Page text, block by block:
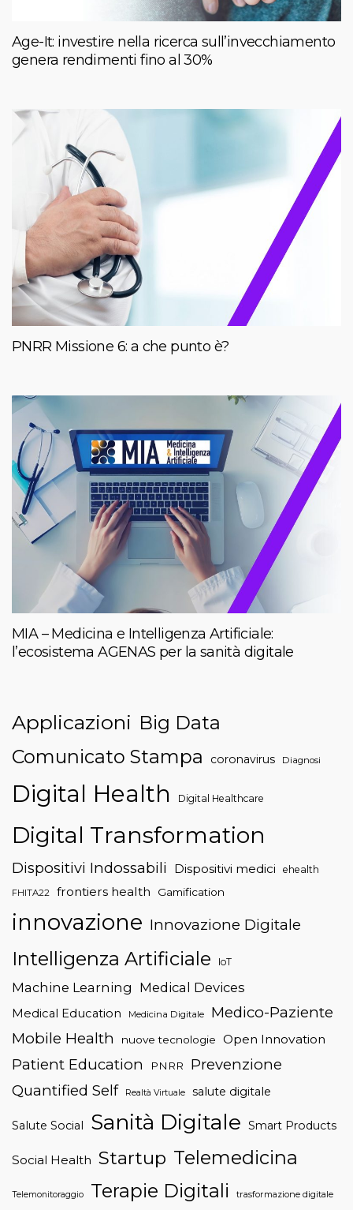
Age-It: investire nella ricerca sull’invecchiamento
genera rendimenti fino al 30%
PNRR Missione 6: a che punto è?
MIA – Medicina e Intelligenza Artificiale:
l’ecosistema AGENAS per la sanità digitale
Applicazioni Big Data
Comunicato Stampa
coronavirus Diagnosi
Digital Health Digital Healthcare
Digital Transformation
Dispositivi Indossabili Dispositivi medici ehealth
FHITA22 frontiers health Gamification
innovazione Innovazione Digitale
Intelligenza Artificiale IoT
Machine Learning Medical Devices
Medical Education Medicina Digitale
Medico-Paziente
Mobile Health
nuove tecnologie Open Innovation
Patient Education PNRR
Prevenzione
Quantified Self
Realtà Virtuale salute digitale
Salute Social Sanità Digitale Smart Products
Social Health Startup Telemedicina
Telemonitoraggio Terapie Digitali trasformazione digitale